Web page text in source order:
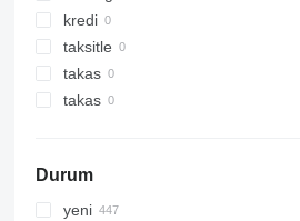
DE
D series
E-series
F-series
M-series
TH
kredi
taksitle
takas
takas
Durum
yeni